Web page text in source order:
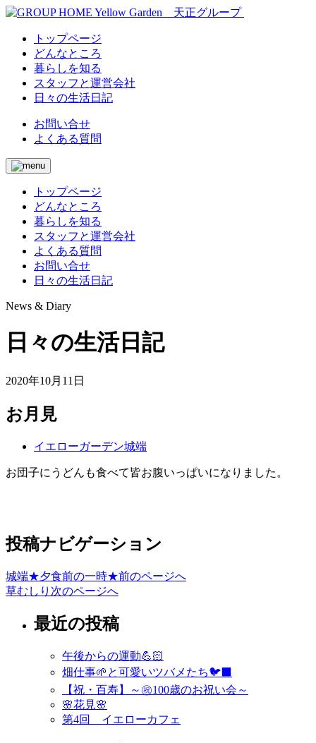
トップページ
どんなところ
暮らしを知る
スタッフと運営会社
日々の生活日記
お問い合せ
よくある質問
トップページ
どんなところ
暮らしを知る
スタッフと運営会社
よくある質問
お問い合せ
日々の生活日記
News & Diary
日々の生活日記
2020年10月11日
お月見
イエローガーデン城端
お団子にうどんも食べて皆お腹いっぱいになりました。
投稿ナビゲーション
城端★夕食前の一時★前のページへ
草むしり 次のページへ
最近の投稿
午後からの運動💪🏻
畑仕事🌱と可愛いツバメたち🐦‍⬛
【祝・百寿】～㊗️100歳のお祝い会～
🌸花見🌸
第4回 イエローカフェ